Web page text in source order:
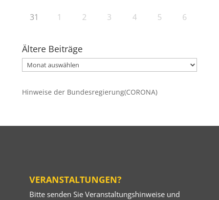
31 1 2 3 4 5 6
Ältere Beiträge
Ältere
Beiträge
Hinweise der Bundesregierung(CORONA)
VERANSTALTUNGEN?
Bitte senden Sie Veranstaltungshinweise und